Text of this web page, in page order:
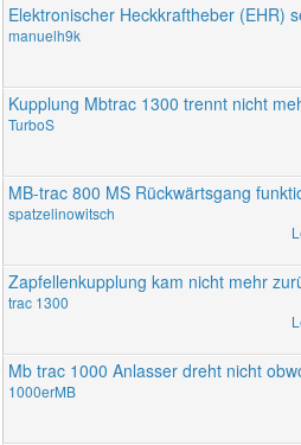
Elektronischer Heckkraftheber (EHR)
manuelh9k
Kupplung Mbtrac 1300 trennt nicht
TurboS
MB-trac 800 MS Rückwärtsgang
spatzelinowitsch
Zapfellenkupplung kam nicht mehr
trac 1300
Mb trac 1000 Anlasser dreht nicht
1000erMB